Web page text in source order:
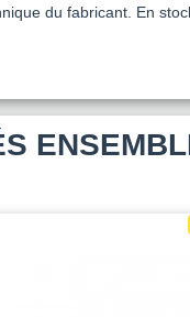
du fabricant. En